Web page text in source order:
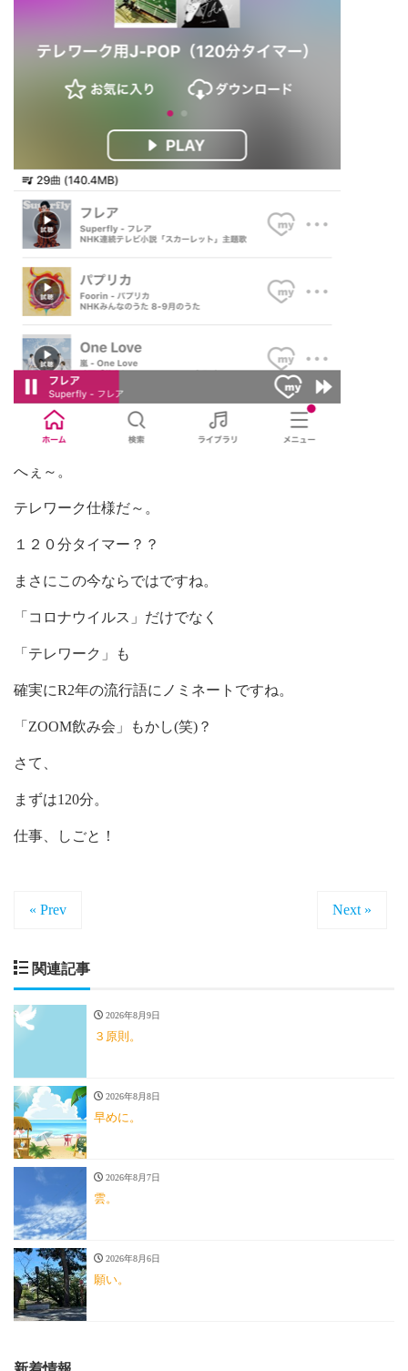
へぇ～。
テレワーク仕様だ～。
１２０分タイマー？？
まさにこの今ならではですね。
「コロナウイルス」だけでなく
「テレワーク」も
確実にR2年の流行語にノミネートですね。
「ZOOM飲み会」もかし(笑)？
さて、
まずは120分。
仕事、しごと！
« Prev Next »
関連記事
2026年8月9日
３原則。
2026年8月8日
早めに。
2026年8月7日
雲。
2026年8月6日
願い。